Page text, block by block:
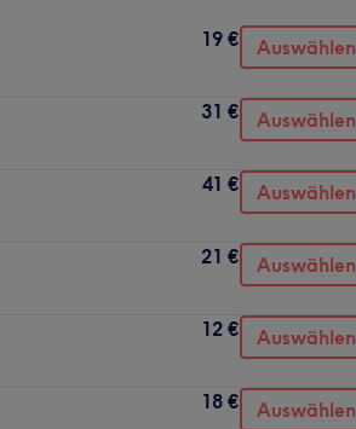
19 € Auswählen
31 € Auswählen
41 € Auswählen
21 € Auswählen
12 € Auswählen
18 € Auswählen